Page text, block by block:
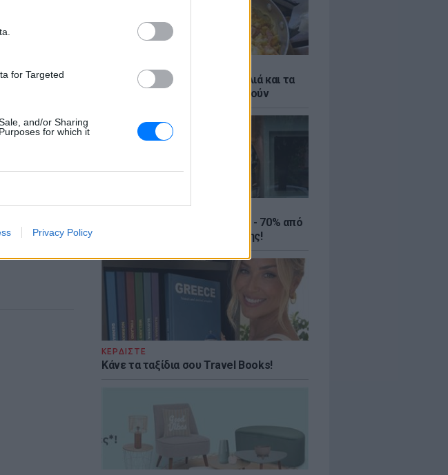
for Targeted
and/or Sharing
for which it
Privacy Policy
Ελληνικό γιαούρτι: Μία κουταλιά και τα
scrambled eggs θα απογειωθούν
ΚΕΡΔΙΣΤΕ
Καλοκαιρινές εκπτώσεις έως - 70% από
τα μεγαλύτερα eshops ένδυσης!
ΚΕΡΔΙΣΤΕ
Κάνε τα ταξίδια σου Travel Books!
και